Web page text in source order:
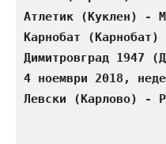
Атлетик
Карнобат
Димитровград
4 ноември 2018,
Левски (Карлово)